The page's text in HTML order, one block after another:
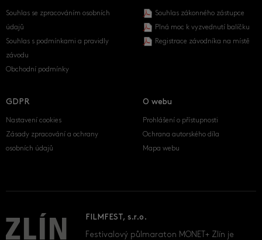
Souhlas se zpracováním osobních
údajů
Souhlas s podmínkami a pravidly
závodu
Obchodní podmínky
Souhlas zákonného zástupce
Plná moc k vyzvednutí balíčku
Registrace závodníka na místě
GDPR
Nastavení cookies
Zásady zpracování a ochrany
osobních údajů
O webu
Prohlášení o přístupnosti
Ochrana autorského díla
Mapa webu
FILMFEST, s.r.o.
Festivalový půlmaraton MONET+ Zlín je